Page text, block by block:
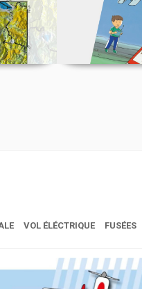
VOL ÉLÉCTRIQUE FUSÉES